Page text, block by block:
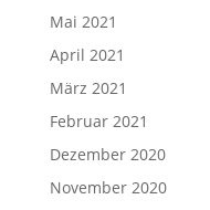
Mai 2021
April 2021
März 2021
Februar 2021
Dezember 2020
November 2020